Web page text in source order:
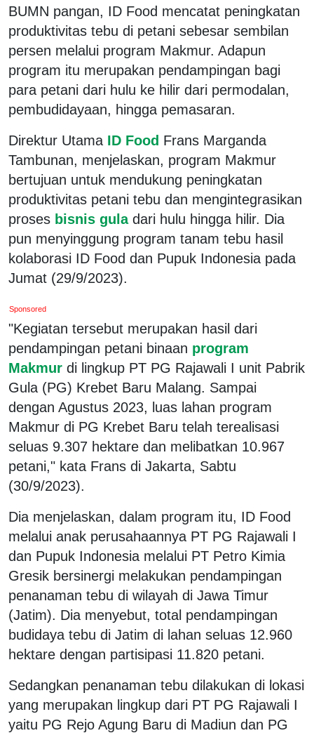
BUMN pangan, ID Food mencatat peningkatan
produktivitas tebu di petani sebesar sembilan
persen melalui program Makmur. Adapun
program itu merupakan pendampingan bagi
para petani dari hulu ke hilir dari permodalan,
pembudidayaan, hingga pemasaran.
Direktur Utama ID Food Frans Marganda
Tambunan, menjelaskan, program Makmur
bertujuan untuk mendukung peningkatan
produktivitas petani tebu dan mengintegrasikan
proses bisnis gula dari hulu hingga hilir. Dia
pun menyinggung program tanam tebu hasil
kolaborasi ID Food dan Pupuk Indonesia pada
Jumat (29/9/2023).
Sponsored
"Kegiatan tersebut merupakan hasil dari
pendampingan petani binaan program
Makmur di lingkup PT PG Rajawali I unit Pabrik
Gula (PG) Krebet Baru Malang. Sampai
dengan Agustus 2023, luas lahan program
Makmur di PG Krebet Baru telah terealisasi
seluas 9.307 hektare dan melibatkan 10.967
petani," kata Frans di Jakarta, Sabtu
(30/9/2023).
Dia menjelaskan, dalam program itu, ID Food
melalui anak perusahaannya PT PG Rajawali I
dan Pupuk Indonesia melalui PT Petro Kimia
Gresik bersinergi melakukan pendampingan
penanaman tebu di wilayah di Jawa Timur
(Jatim). Dia menyebut, total pendampingan
budidaya tebu di Jatim di lahan seluas 12.960
hektare dengan partisipasi 11.820 petani.
Sedangkan penanaman tebu dilakukan di lokasi
yang merupakan lingkup dari PT PG Rajawali I
yaitu PG Rejo Agung Baru di Madiun dan PG